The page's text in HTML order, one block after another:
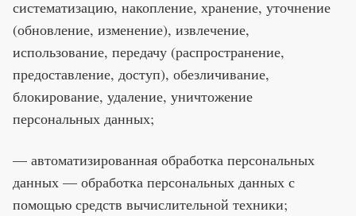
систематизацию, накопление, хранение, уточнение
(обновление, изменение), извлечение,
использование, передачу (распространение,
предоставление, доступ), обезличивание,
блокирование, удаление, уничтожение
персональных данных;
— автоматизированная обработка персональных
данных — обработка персональных данных с
помощью средств вычислительной техники;